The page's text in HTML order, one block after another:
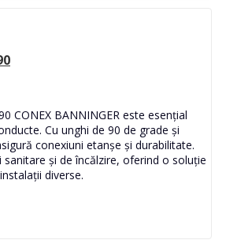
CONEX BANNINGER este esențial
Cu unghi de 90 de grade și
conexiuni etanșe și durabilitate.
și de încălzire, oferind o soluție
diverse.